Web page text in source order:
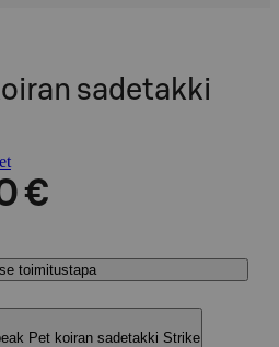
sadetakki
€
toimitustapa
Pet koiran sadetakki Strike